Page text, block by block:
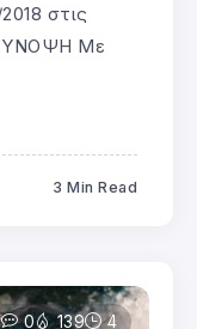
στις
ΣΥΝΟΨΗ Με
3 Min Read
0 139 4